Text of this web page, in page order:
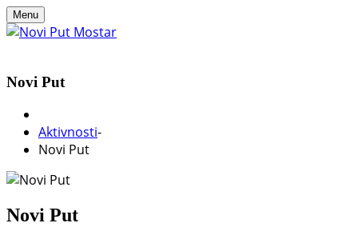
Menu
Novi Put
Aktivnosti-
Novi Put
Novi Put